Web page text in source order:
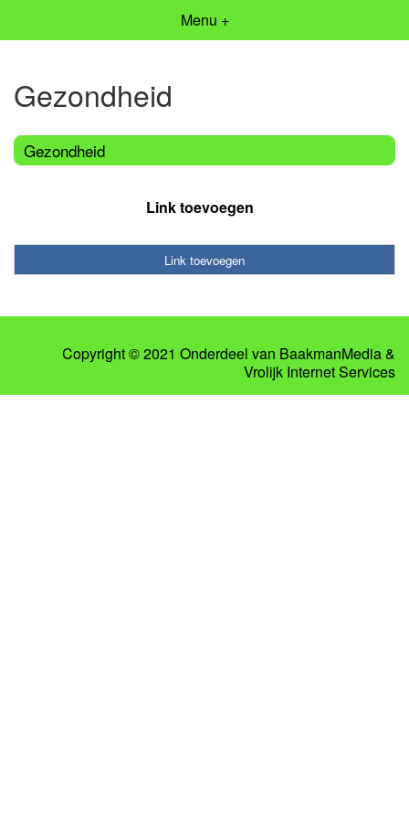
Menu +
Gezondheid
Gezondheid
Link toevoegen
Link toevoegen
Copyright © 2021 Onderdeel van BaakmanMedia&
Vrolijk Internet Services